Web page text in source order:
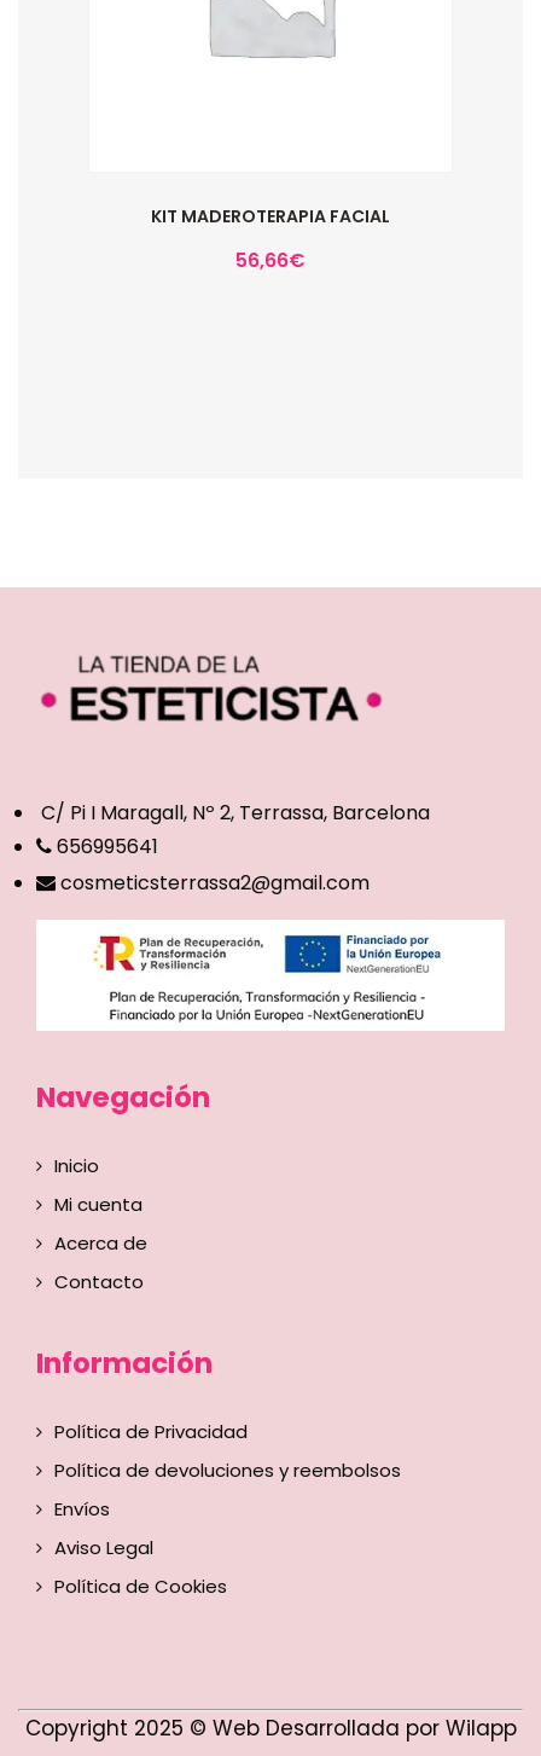
KIT MADEROTERAPIA FACIAL
56,66€
C/ Pi I Maragall, Nº 2, Terrassa, Barcelona
656995641
cosmeticsterrassa2@gmail.com
Navegación
Inicio
Mi cuenta
Acerca de
Contacto
Información
Política de Privacidad
Política de devoluciones y reembolsos
Envíos
Aviso Legal
Política de Cookies
Copyright 2025 © Web Desarrollada por Wilapp